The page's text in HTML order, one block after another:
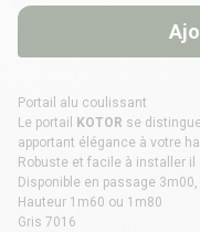
Portail alu coulissant
Le portail
KOTOR se
apportant élégance à votre
Robuste et facile à installer
Disponible en passage
Hauteur 1m60 ou 1m80
Gris 7016